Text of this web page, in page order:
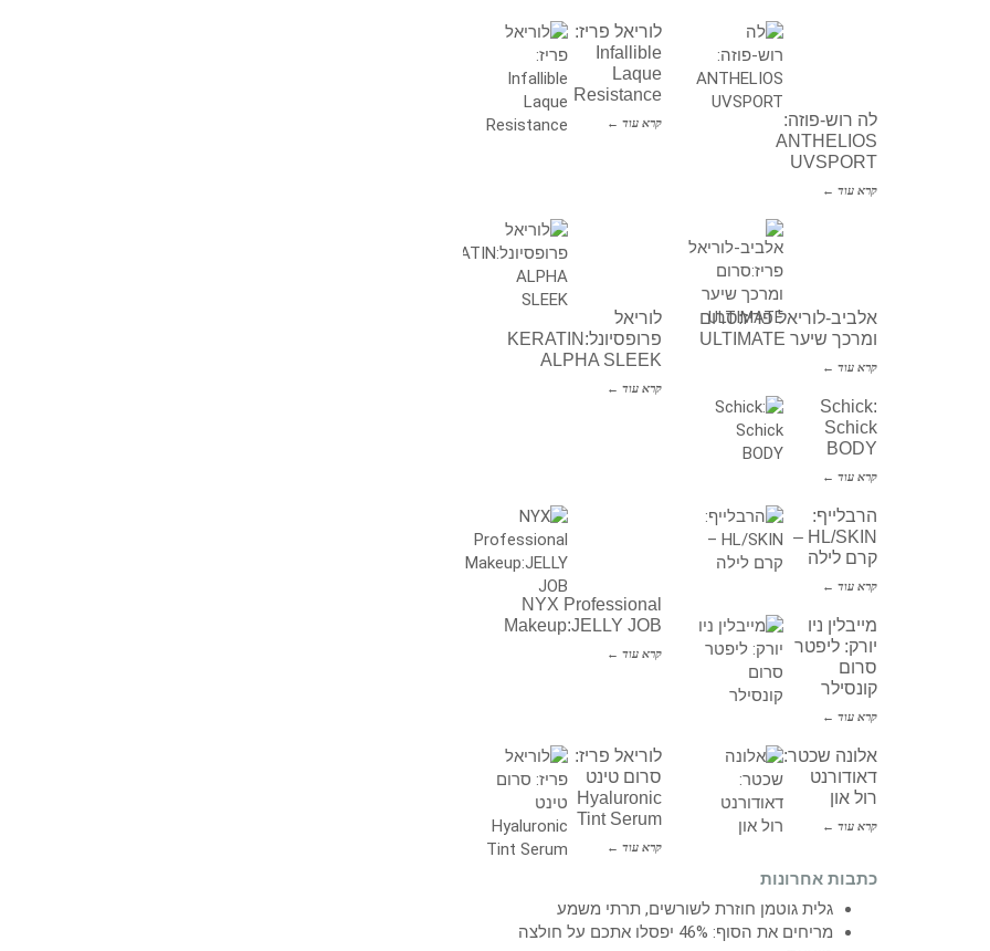
לוריאל פריז:
Infallible
Laque
Resistance
קרא עוד ←
לה רוש-פוזה:
ANTHELIOS
UVSPORT
קרא עוד ←
לוריאל
פרופסיונל:KERATIN
ALPHA SLEEK
קרא עוד ←
אלביב-לוריאל פריז:סרום
ומרכך שיער ULTIMATE
קרא עוד ←
Schick:
Schick
BODY
קרא עוד ←
NYX Professional
Makeup:JELLY JOB
קרא עוד ←
הרבלייף:
HL/SKIN –
קרם לילה
קרא עוד ←
מייבלין ניו
יורק: ליפטר
סרום
קונסילר
קרא עוד ←
לוריאל פריז:
סרום טינט
Hyaluronic
Tint Serum
קרא עוד ←
אלונה שכטר:
דאודורנט
רול און
קרא עוד ←
כתבות אחרונות
גלית גוטמן חוזרת לשורשים, תרתי משמע
מריחים את הסוף: 46% יפסלו אתכם על חולצה